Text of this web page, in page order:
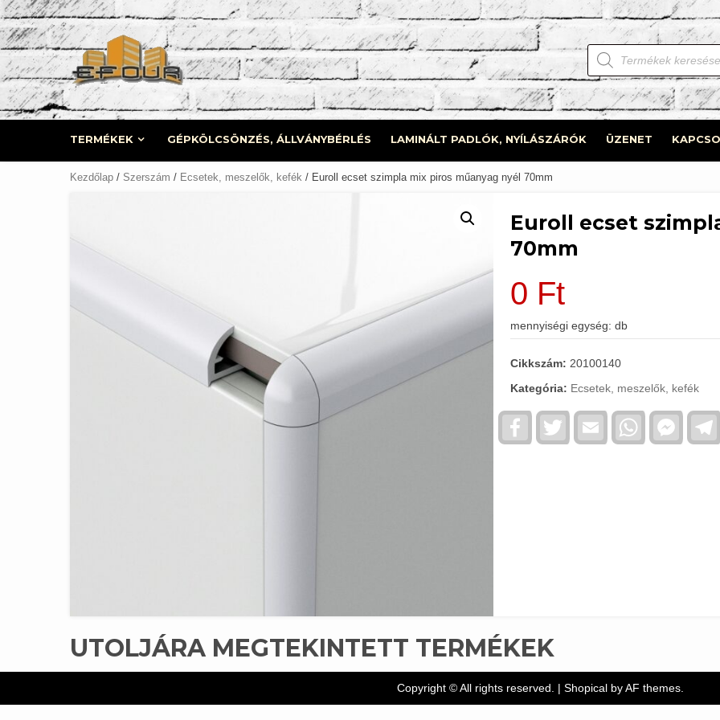
Skip
to
content
Products
search
TERMÉKEK GÉPKÖLCSÖNZÉS, ÁLLVÁNYBÉRLÉS LAMINÁLT PADLÓK, NYÍLÁSZÁRÓK ÜZENET
Kezdőlap / Szerszám / Ecsetek, meszelők, kefék / Euroll ecset szimpla mix piros műanyag nyél 70mm
Euroll ecset
70mm
0 Ft
mennyiségi egység: db
Cikkszám: 20100140
Kategória: Ecsetek, meszelők, kefék
FacebookTwitter Email WhatsApp
UTOLJÁRA MEGTEKINTETT TERMÉKEK
Copyright © All rights reserved. | Shopicalby AF themes.